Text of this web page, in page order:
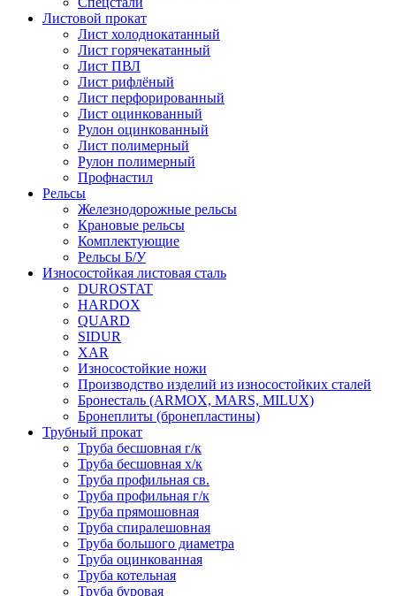
Листовой прокат
Лист холоднокатанный
Лист горячекатанный
Лист ПВЛ
Лист рифлёный
Лист перфорированный
Лист оцинкованный
Рулон оцинкованный
Лист полимерный
Рулон полимерный
Профнастил
Рельсы
Железнодорожные рельсы
Крановые рельсы
Комплектующие
Рельсы Б/У
Износостойкая листовая сталь
DUROSTAT
HARDOX
QUARD
SIDUR
XAR
Износостойкие ножи
Производство изделий из износостойких сталей
Бронесталь (ARMOX, MARS, MILUX)
Бронеплиты (бронепластины)
Трубный прокат
Труба бесшовная г/к
Труба бесшовная х/к
Труба профильная св.
Труба профильная г/к
Труба прямошовная
Труба спиралешовная
Труба большого диаметра
Труба оцинкованная
Труба котельная
Труба буровая